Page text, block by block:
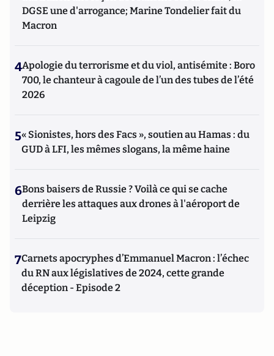
DGSE une d'arrogance; Marine Tondelier fait du
Macron
4Apologie du terrorisme et du viol, antisémite : Boro
700, le chanteur à cagoule de l’un des tubes de l’été
2026
5« Sionistes, hors des Facs », soutien au Hamas : du
GUD à LFI, les mêmes slogans, la même haine
6Bons baisers de Russie ? Voilà ce qui se cache
derrière les attaques aux drones à l'aéroport de
Leipzig
7Carnets apocryphes d’Emmanuel Macron : l’échec
du RN aux législatives de 2024, cette grande
déception - Episode 2